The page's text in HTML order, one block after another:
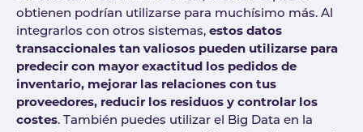
obtienen podrían utilizarse para muchísimo más. Al
integrarlos con otros sistemas, estos datos
transaccionales tan valiosos pueden utilizarse para
predecir con mayor exactitud los pedidos de
inventario, mejorar las relaciones con tus
proveedores, reducir los residuos y controlar los
costes. También puedes utilizar el Big Data en la